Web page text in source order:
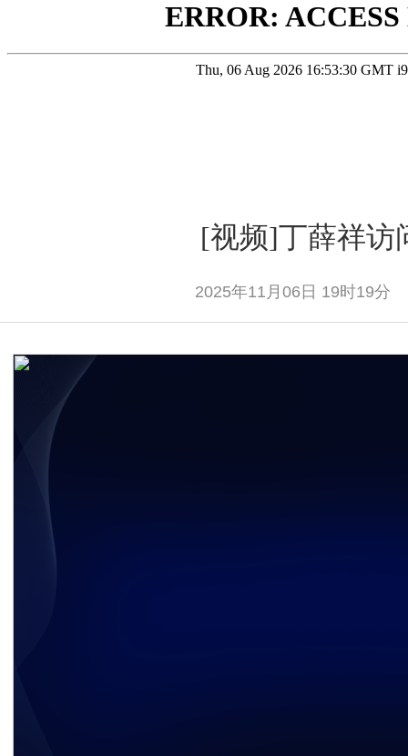
[视频]丁薛祥访
2025年11月06日 19时19分